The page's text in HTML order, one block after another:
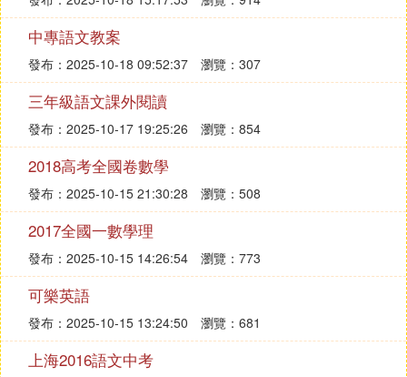
中專語文教案
發布：2025-10-18 09:52:37 瀏覽：307
三年級語文課外閱讀
發布：2025-10-17 19:25:26 瀏覽：854
2018高考全國卷數學
發布：2025-10-15 21:30:28 瀏覽：508
2017全國一數學理
發布：2025-10-15 14:26:54 瀏覽：773
可樂英語
發布：2025-10-15 13:24:50 瀏覽：681
上海2016語文中考